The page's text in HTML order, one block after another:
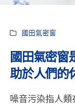
國田氣密窗
國田氣密窗
助於人們的
噪音污染指人